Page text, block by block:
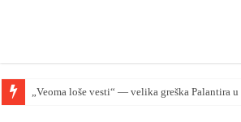
„Veoma loše vesti“ — velika greška Palantira u